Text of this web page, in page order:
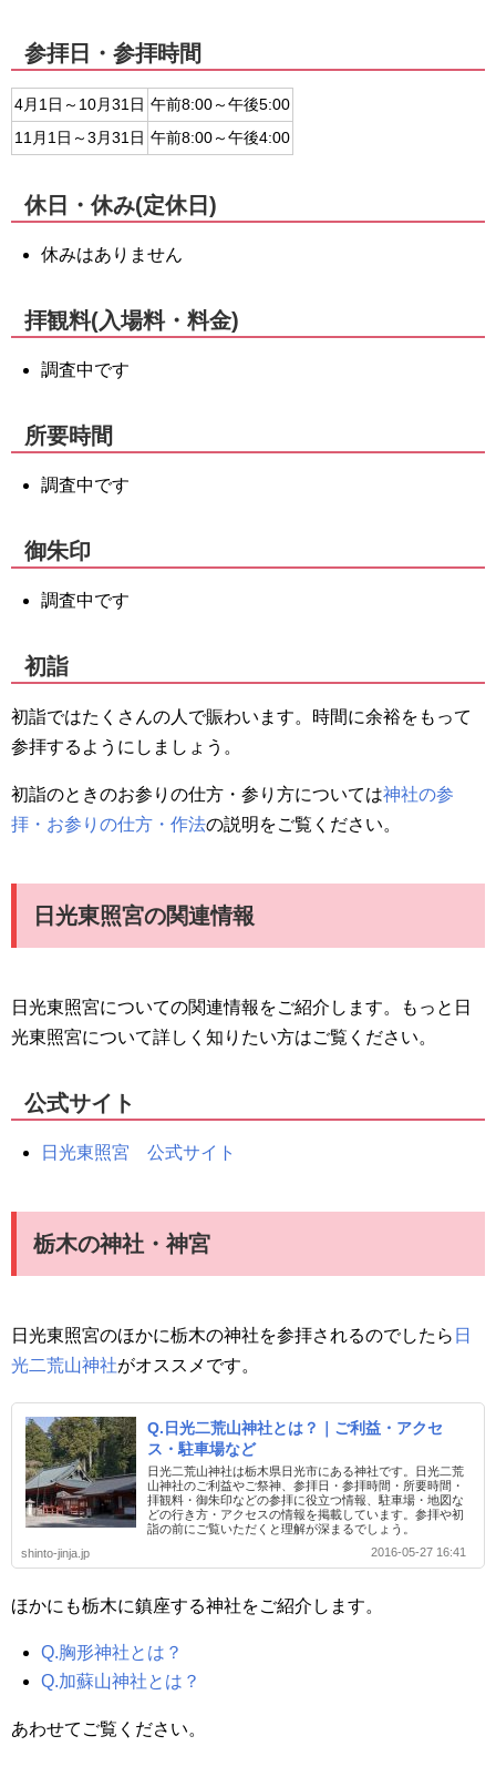
参拝日・参拝時間
4月1日～10月31日 午前8:00～午後5:00
11月1日～3月31日 午前8:00～午後4:00
休日・休み(定休日)
休みはありません
拝観料(入場料・料金)
調査中です
所要時間
調査中です
御朱印
調査中です
初詣
初詣ではたくさんの人で賑わいます。時間に余裕をもって
参拝するようにしましょう。
初詣のときのお参りの仕方・参り方については神社の参
拝・お参りの仕方・作法の説明をご覧ください。
日光東照宮の関連情報
日光東照宮についての関連情報をご紹介します。もっと日
光東照宮について詳しく知りたい方はご覧ください。
公式サイト
日光東照宮 公式サイト
栃木の神社・神宮
日光東照宮のほかに栃木の神社を参拝されるのでしたら 日
光二荒山神社がオススメです。
Q.日光二荒山神社とは？｜ご利益・アクセ
ス・駐車場など
日光二荒山神社は栃木県日光市にある神社です。日光二荒
山神社のご利益やご祭神、参拝日・参拝時間・所要時間・
拝観料・御朱印などの参拝に役立つ情報、駐車場・地図な
どの行き方・アクセスの情報を掲載しています。参拝や初
詣の前にご覧いただくと理解が深まるでしょう。
shinto-jinja.jp
2016-05-27 16:41
ほかにも栃木に鎮座する神社をご紹介します。
Q.胸形神社とは？
Q.加蘇山神社とは？
あわせてご覧ください。